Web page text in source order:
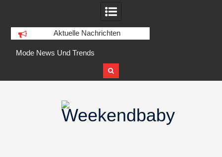
Aktuelle Nachrichten
Mode News Und Trends
Mode-nachrichten, Ratschläge Und
Top Modetrends 2022